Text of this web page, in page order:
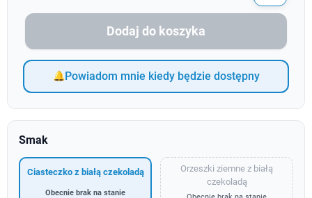
Dodaj do koszyka
Powiadom mnie kiedy będzie dostępny
Smak
Ciasteczko z białą czekoladą
Obecnie brak na stanie
Orzeszki ziemne z białą
czekoladą